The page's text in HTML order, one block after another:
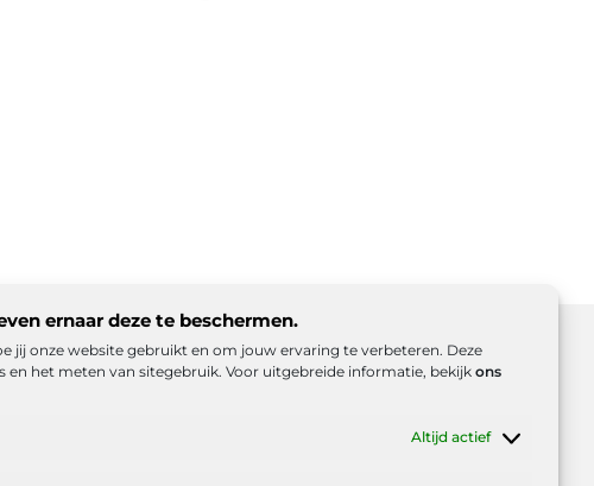
ernaar deze te beschermen.
jij onze website gebruikt en om jouw ervaring te verbeteren. Deze
en het meten van sitegebruik. Voor uitgebreide informatie, bekijk ons
Altijd actief